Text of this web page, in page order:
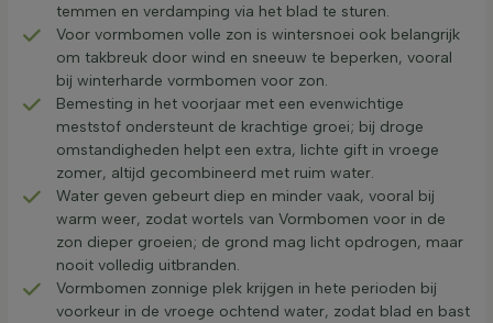
temmen en verdamping via het blad te sturen.
Voor vormbomen volle zon is wintersnoei ook belangrijk
om takbreuk door wind en sneeuw te beperken, vooral
bij winterharde vormbomen voor zon.
Bemesting in het voorjaar met een evenwichtige
meststof ondersteunt de krachtige groei; bij droge
omstandigheden helpt een extra, lichte gift in vroege
zomer, altijd gecombineerd met ruim water.
Water geven gebeurt diep en minder vaak, vooral bij
warm weer, zodat wortels van Vormbomen voor in de
zon dieper groeien; de grond mag licht opdrogen, maar
nooit volledig uitbranden.
Vormbomen zonnige plek krijgen in hete perioden bij
voorkeur in de vroege ochtend water, zodat blad en bast